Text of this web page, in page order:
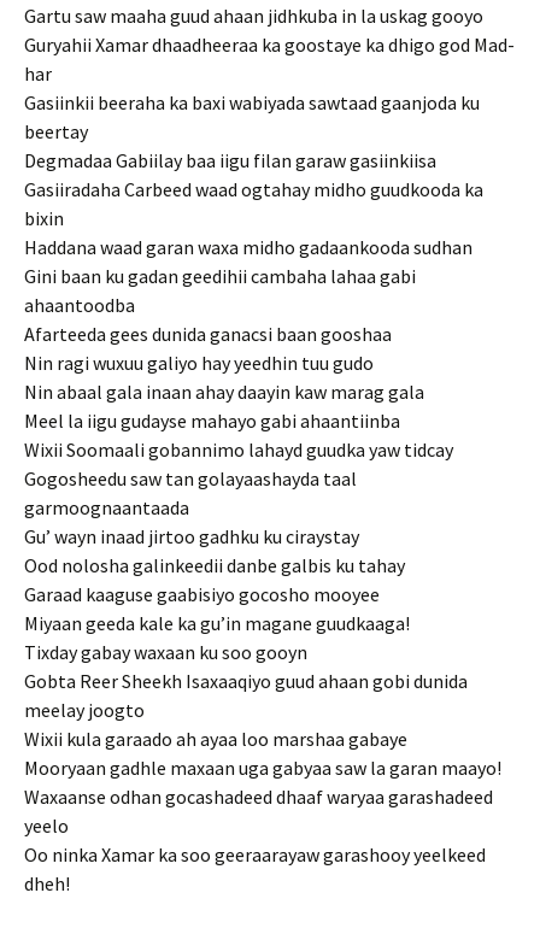
Gartu saw maaha guud ahaan jidhkuba in la uskag gooyo
Guryahii Xamar dhaadheeraa ka goostaye ka dhigo god Mad-
har
Gasiinkii beeraha ka baxi wabiyada sawtaad gaanjoda ku
beertay
Degmadaa Gabiilay baa iigu filan garaw gasiinkiisa
Gasiiradaha Carbeed waad ogtahay midho guudkooda ka
bixin
Haddana waad garan waxa midho gadaankooda sudhan
Gini baan ku gadan geedihii cambaha lahaa gabi
ahaantoodba
Afarteeda gees dunida ganacsi baan gooshaa
Nin ragi wuxuu galiyo hay yeedhin tuu gudo
Nin abaal gala inaan ahay daayin kaw marag gala
Meel la iigu gudayse mahayo gabi ahaantiinba
Wixii Soomaali gobannimo lahayd guudka yaw tidcay
Gogosheedu saw tan golayaashayda taal
garmoognaantaada
Gu’ wayn inaad jirtoo gadhku ku ciraystay
Ood nolosha galinkeedii danbe galbis ku tahay
Garaad kaaguse gaabisiyo gocosho mooyee
Miyaan geeda kale ka gu’in magane guudkaaga!
Tixday gabay waxaan ku soo gooyn
Gobta Reer Sheekh Isaxaaqiyo guud ahaan gobi dunida
meelay joogto
Wixii kula garaado ah ayaa loo marshaa gabaye
Mooryaan gadhle maxaan uga gabyaa saw la garan maayo!
Waxaanse odhan gocashadeed dhaaf waryaa garashadeed
yeelo
Oo ninka Xamar ka soo geeraarayaw garashooy yeelkeed
dheh!